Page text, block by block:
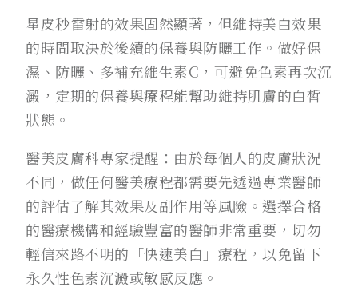
星皮秒雷射的效果固然顯著，但維持美白效果
的時間取決於後續的保養與防曬工作。做好保
濕、防曬、多補充維生素C，可避免色素再次沉
澱，定期的保養與療程能幫助維持肌膚的白皙
狀態。
醫美皮膚科專家提醒：由於每個人的皮膚狀況
不同，做任何醫美療程都需要先透過專業醫師
的評估了解其效果及副作用等風險。選擇合格
的醫療機構和經驗豐富的醫師非常重要，切勿
輕信來路不明的「快速美白」療程，以免留下
永久性色素沉澱或敏感反應。